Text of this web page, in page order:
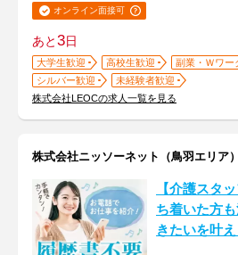
オンライン面接可
あと3日
大学生歓迎 高校生歓迎
副業・Ｗワー
シルバー歓迎
未経験者歓迎
株式会社LEOCの求人一覧を見る
株式会社ニッソーネット（鳥羽エリア）
【介護スタ
ち着いた方
きたいを叶